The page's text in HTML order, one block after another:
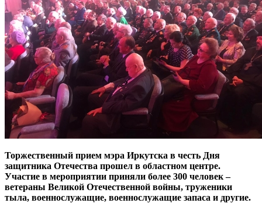
Торжественный прием мэра Иркутска в честь Дня
защитника Отечества прошел в областном центре.
Участие в мероприятии приняли более 300 человек –
ветераны Великой Отечественной войны, труженики
тыла, военнослужащие, военнослужащие запаса и другие.